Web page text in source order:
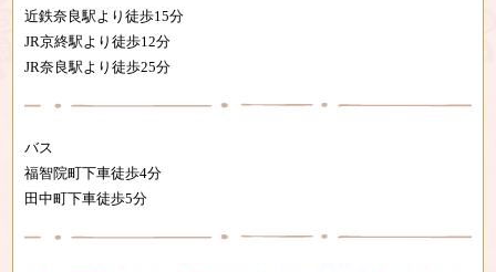
近鉄奈良駅より徒歩15分
JR京終駅より徒歩12分
JR奈良駅より徒歩25分
バス
福智院町下車徒歩4分
田中町下車徒歩5分